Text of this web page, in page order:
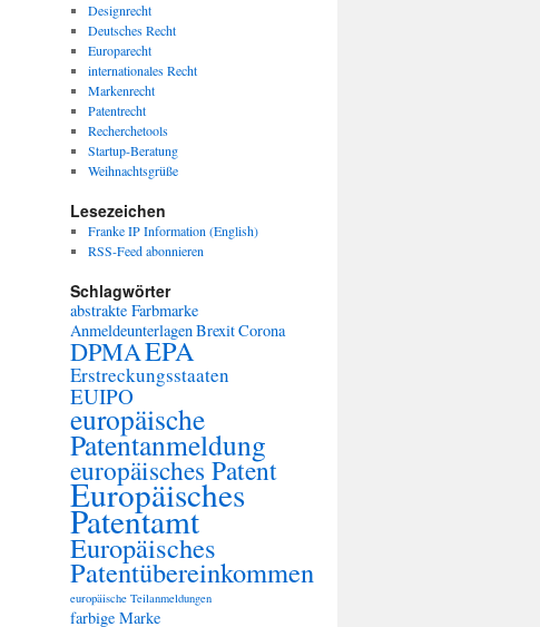
Designrecht
Deutsches Recht
Europarecht
internationales Recht
Markenrecht
Patentrecht
Recherchetools
Startup-Beratung
Weihnachtsgrüße
Lesezeichen
Franke IP Information (English)
RSS-Feed abonnieren
Schlagwörter
abstrakte Farbmarke
AnmeldeunterlagenBrexitCorona
DPMAEPA
Erstreckungsstaaten
EUIPO
europäische
Patentanmeldung
europäisches Patent
Europäisches
Patentamt
Europäisches
Patentübereinkommen
europäische Teilanmeldungen
farbige Marke